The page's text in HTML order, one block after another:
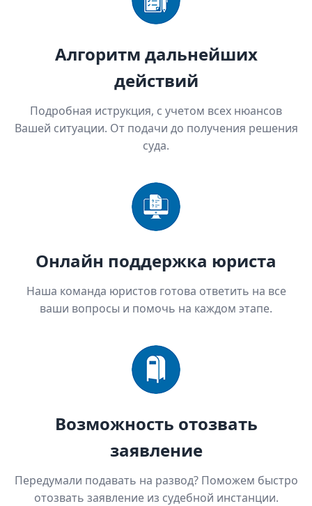
Алгоритм дальнейших
действий
Подробная иструкция, с учетом всех нюансов
Вашей ситуации. От подачи до получения решения
суда.
Онлайн поддержка юриста
Наша команда юристов готова ответить на все
ваши вопросы и помочь на каждом этапе.
Возможность отозвать
заявление
Передумали подавать на развод? Поможем быстро
отозвать заявление из судебной инстанции.